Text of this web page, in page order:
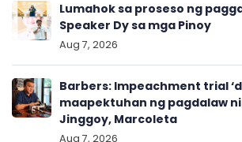
Lumahok sa proseso ng
Speaker Dy sa mga Pinoy
Aug 7, 2026
Barbers: Impeachment trial
maapektuhan ng pagdalaw ni
Jinggoy, Marcoleta
Aug 7, 2026